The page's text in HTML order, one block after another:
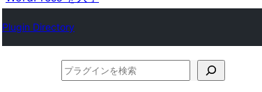
ッ
プ
Plugin Directory
プ